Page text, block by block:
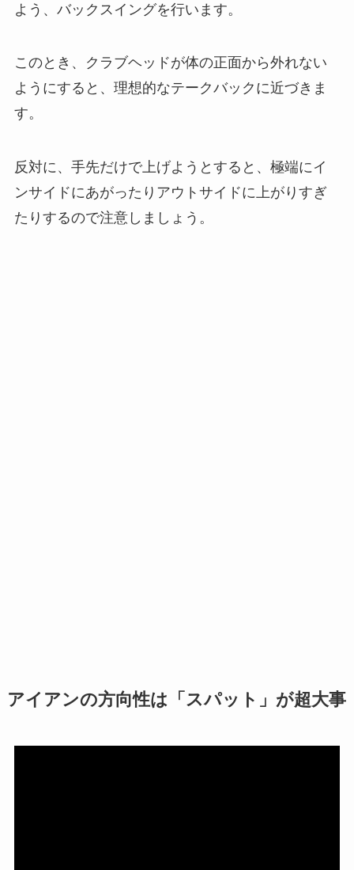
よう、バックスイングを行います。
このとき、クラブヘッドが体の正面から外れない
ようにすると、理想的なテークバックに近づきま
す。
反対に、手先だけで上げようとすると、極端にイ
ンサイドにあがったりアウトサイドに上がりすぎ
たりするので注意しましょう。
アイアンの方向性は「スパット」が超大事